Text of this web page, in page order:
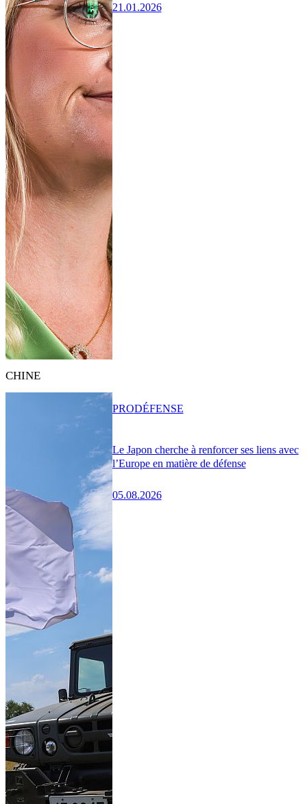
21.01.2026
CHINE
Le Japon cherche à renforcer ses liens avec
l’Europe en matière de défense
05.08.2026
PRODÉFENSE